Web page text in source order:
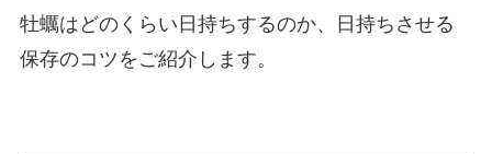
牡蠣はどのくらい日持ちするのか、日持ちさせる
保存のコツをご紹介します。